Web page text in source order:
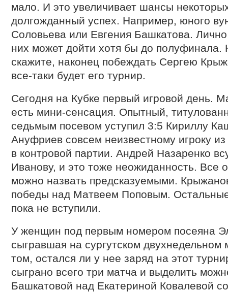
мало. И это увеличивает шансы
долгожданный успех. Например, юного
Соловьева или Евгения Башкатова.
них может дойти хотя бы до полуфинала.
скажите, наконец побеждать Сергею
все-таки будет его турнир.
Сегодня на Кубке первый игровой день.
есть мини-сенсация. Опытный,
седьмым посевом уступил 3:5 Кириллу
Ануфриев совсем неизвестному игроку
в контровой партии. Андрей Назаренко
Иванову, и это тоже неожиданность. Все
можно назвать предсказуемыми.
победы над Матвеем Поповым.
пока не вступили.
У женщин под первым номером посеяна
сыгравшая на сургутском
том, остался ли у нее заряд на этот
сыграно всего три матча и выделить
Башкатовой над Екатериной Ковалевой